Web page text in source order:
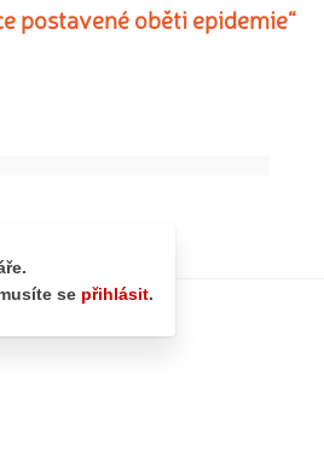
postavené oběti epidemie“